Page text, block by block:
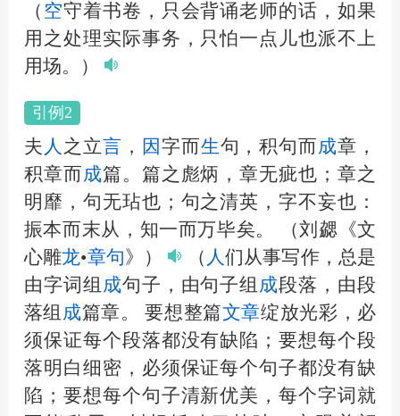
（ 空守着书卷，只会背诵老师的话，如果
用之处理实际事务，只怕一点儿也派不上
用场。）
引例2
夫 人 之立言 ， 因字而生句，积句而成章，
积章而成篇。篇之彪炳，章无疵也；章之
明靡，句无玷也；句之清英，字不妄也：
振本而末从，知一而万毕矣。
（刘勰《文
心雕龙•章句》） （ 人们从事写作，总是
由字词组 成句子，由句子组 成段落，由段
落组 成篇章。 要想整篇文章绽放光彩，必
须保证每个段落都没有缺陷；要想每个段
落明白细密，必须保证每个句子都没有缺
陷；要想每个句子清新优美，每个字词就